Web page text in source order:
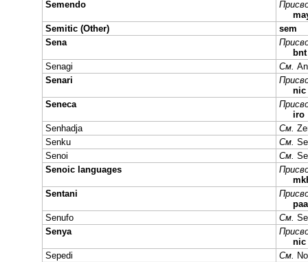
Semendo
Semitic (Other)
sem
Sena
bnt
Senagi
См.
Senari
nic
Seneca
iro
Senhadja
См.
Senku
См.
Senoi
См.
Senoic languages
Sentani
paa
Senufo
См.
Senya
nic
Sepedi
См.